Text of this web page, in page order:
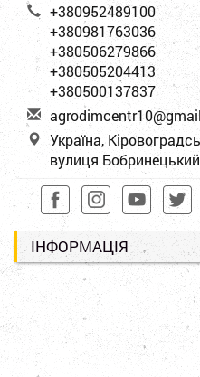
+380952489100
+380981763036
+380506279866
+380505204413
+380500137837
agrodimcentr10@gmai
Україна,
вулиця
ІНФОРМАЦІЯ